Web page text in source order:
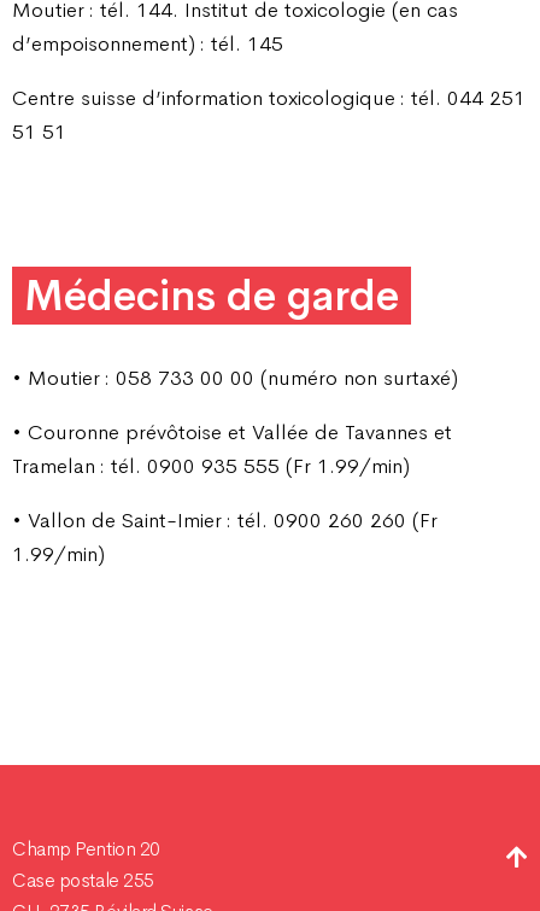
Moutier : tél. 144. Institut de toxicologie (en cas
d’empoisonnement) : tél. 145
Centre suisse d’information toxicologique : tél. 044 251
51 51
Médecins de garde
• Moutier : 058 733 00 00 (numéro non surtaxé)
• Couronne prévôtoise et Vallée de Tavannes et
Tramelan : tél. 0900 935 555 (Fr 1.99/min)
• Vallon de Saint-Imier : tél. 0900 260 260 (Fr
1.99/min)
Champ Pention 20
Case postale 255